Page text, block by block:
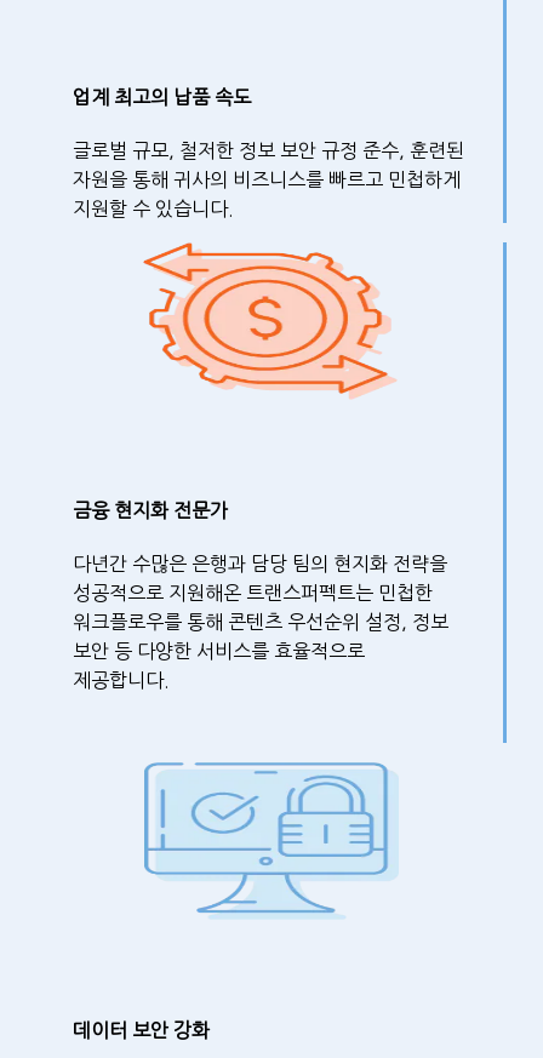
업계 최고의 납품 속도
글로벌 규모, 철저한 정보 보안 규정 준수, 훈련된
자원을 통해 귀사의 비즈니스를 빠르고 민첩하게
지원할 수 있습니다.
금융 현지화 전문가
다년간 수많은 은행과 담당 팀의 현지화 전략을
성공적으로 지원해온 트랜스퍼펙트는 민첩한
워크플로우를 통해 콘텐츠 우선순위 설정, 정보
보안 등 다양한 서비스를 효율적으로
제공합니다.
데이터 보안 강화